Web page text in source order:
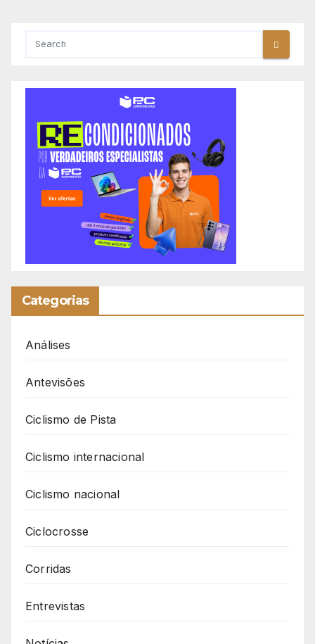
Categorias
Análises
Antevisões
Ciclismo de Pista
Ciclismo internacional
Ciclismo nacional
Ciclocrosse
Corridas
Entrevistas